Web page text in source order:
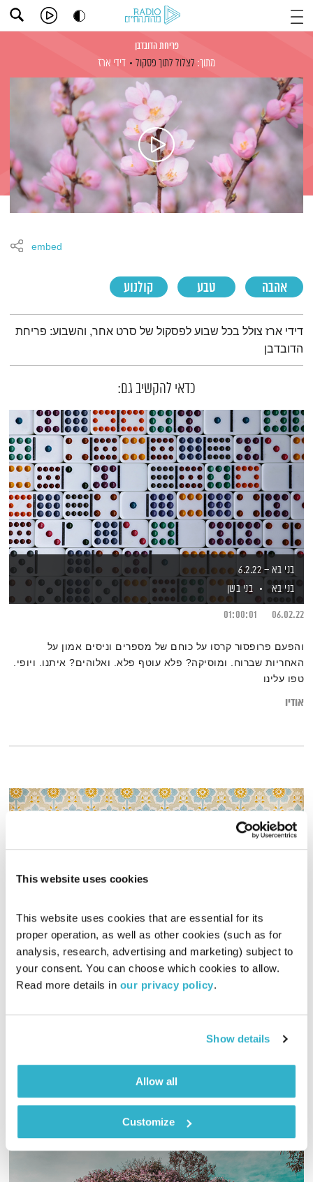
This website uses cookies
This website uses cookies that are essential for its
proper operation, as well as other cookies (such as for
analysis, research, advertising and marketing) subject to
your consent. You can choose which cookies to allow.
Read more details in our privacy policy.
Show details
Allow all
Customize
פריחת הדובדבן
מתוך: לצלול לתוך פסקול דידי ארז
אהבה טבע קולנוע
embed
תמצית הפודקאסט
דידי ארז צולל בכל שבוע לפסקול של סרט אחר, והשבוע: פריחת
הדובדבן
כדאי להקשיב גם:
בני בא – 6.2.22
בני בא
בני בשן
06.02.22
01:00:01
והפעם פרופסור קרסו על כוחם של מספרים וניסים אמון על
האחריות שברוח. ומוסיקה? פלא עוטף פלא. ואלוהים? איתנו. ויופי.
טפו עלינו
אודיו
פה זה טוב – 23.7.26
פה זה טוב
לירון תאני